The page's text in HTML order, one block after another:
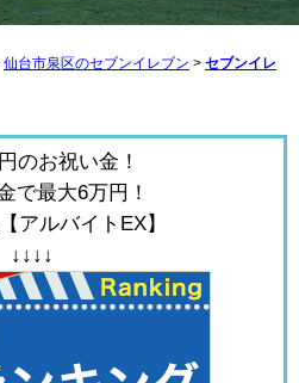
仙台市泉区のセブンイレブン > セブンイレ
のお祝い金！
で最大6万円！
アルバイトEX】
↓↓↓↓